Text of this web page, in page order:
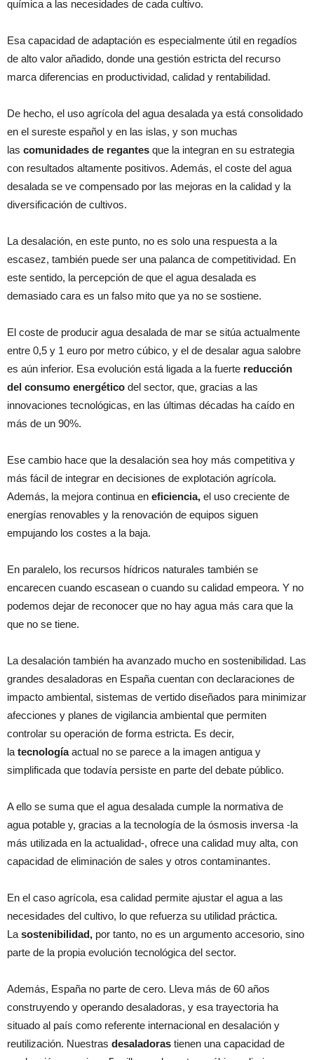
química a las necesidades de cada cultivo.
Esa capacidad de adaptación es especialmente útil en regadíos
de alto valor añadido, donde una gestión estricta del recurso
marca diferencias en productividad, calidad y rentabilidad.
De hecho, el uso agrícola del agua desalada ya está consolidado
en el sureste español y en las islas, y son muchas
las comunidades de regantes que la integran en su estrategia
con resultados altamente positivos. Además, el coste del agua
desalada se ve compensado por las mejoras en la calidad y la
diversificación de cultivos.
La desalación, en este punto, no es solo una respuesta a la
escasez, también puede ser una palanca de competitividad. En
este sentido, la percepción de que el agua desalada es
demasiado cara es un falso mito que ya no se sostiene.
El coste de producir agua desalada de mar se sitúa actualmente
entre 0,5 y 1 euro por metro cúbico, y el de desalar agua salobre
es aún inferior. Esa evolución está ligada a la fuerte reducción
del consumo energético del sector, que, gracias a las
innovaciones tecnológicas, en las últimas décadas ha caído en
más de un 90%.
Ese cambio hace que la desalación sea hoy más competitiva y
más fácil de integrar en decisiones de explotación agrícola.
Además, la mejora continua en eficiencia, el uso creciente de
energías renovables y la renovación de equipos siguen
empujando los costes a la baja.
En paralelo, los recursos hídricos naturales también se
encarecen cuando escasean o cuando su calidad empeora. Y no
podemos dejar de reconocer que no hay agua más cara que la
que no se tiene.
La desalación también ha avanzado mucho en sostenibilidad. Las
grandes desaladoras en España cuentan con declaraciones de
impacto ambiental, sistemas de vertido diseñados para minimizar
afecciones y planes de vigilancia ambiental que permiten
controlar su operación de forma estricta. Es decir,
la tecnologíaactual no se parece a la imagen antigua y
simplificada que todavía persiste en parte del debate público.
A ello se suma que el agua desalada cumple la normativa de
agua potable y, gracias a la tecnología de la ósmosis inversa -la
más utilizada en la actualidad-, ofrece una calidad muy alta, con
capacidad de eliminación de sales y otros contaminantes.
En el caso agrícola, esa calidad permite ajustar el agua a las
necesidades del cultivo, lo que refuerza su utilidad práctica.
La sostenibilidad, por tanto, no es un argumento accesorio, sino
parte de la propia evolución tecnológica del sector.
Además, España no parte de cero. Lleva más de 60 años
construyendo y operando desaladoras, y esa trayectoria ha
situado al país como referente internacional en desalación y
reutilización. Nuestras desaladoras tienen una capacidad de